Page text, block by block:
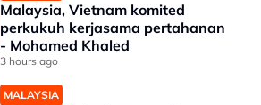
Malaysia, Vietnam komited
perkukuh kerjasama pertahanan
- Mohamed Khaled
3 hours ago
MALAYSIA